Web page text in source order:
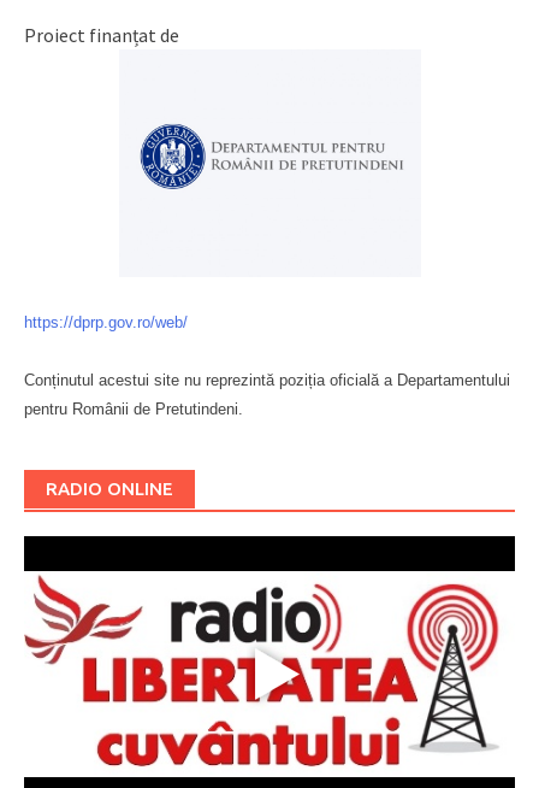
Proiect finanțat de
https://dprp.gov.ro/web/
Conținutul acestui site nu reprezintă poziția oficială a Departamentului
pentru Românii de Pretutindeni.
RADIO ONLINE